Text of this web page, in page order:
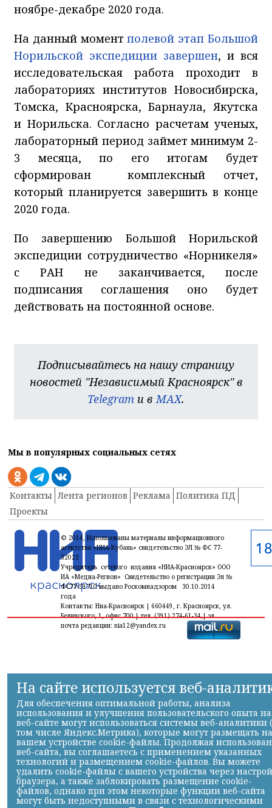
ноябре-декабре 2020 года.
На данный момент полевой этап Большой
Норильской экспедиции завершен, и вся
исследовательская работа проходит в
лабораториях институтов Новосибирска,
Томска, Красноярска, Барнаула, Якутска
и Норильска. Согласно расчетам ученых,
лабораторный период займет минимум 2-
3 месяца, по его итогам будет
сформирован комплексный отчет,
который планируется завершить в конце
2020 года.
По завершению Большой Норильской
экспедиции сотрудничество «Норникеля»
с РАН не заканчивается, после
подписания соглашения оно будет
действовать на постоянной основе.
Подписывайтесь на нашу страницу
новостей "Независимый Красноярск" в
Telegram и в MAX.
Мы в популярных социальных сетях
Контакты Лента регионов Реклама Политика ПД
Проекты
© 2014, Использованы материалы информационного
агентства «НИА-Кубань» свидетельство ЭЛ № ФС 77-
52023
Учредитель сетевого издания «НИА-Красноярск» ООО
ИА «Медиа-Регион» Свидетельство о регистрации Эл №
ФС77-59710 выдано Роскомнадзором 30.10.2014
года
Контакты: Ниа-Красноярск | 660449, г. Красноярск, ул.
Белинского, 1, офис 700 | тел. (391) 274-61-34,| эл.
почта редакции: nia12@yandex.ru
На сайте используется веб-
Для обеспечения оптимальной работы, анализа
использования и улучшения пользовательского опыта на
веб-сайте могут использоваться системы веб-аналитики
том числе Яндекс.Метрика), которые могут размещать на
вашем устройстве cookie-файлы. Продолжая
веб-сайта, вы соглашаетесь с применением указанных
технологий и размещением cookie-файлов. Вы можете
удалить cookie-файлы с вашего устройства через
браузера, а также заблокировать размещение cookie-
файлов, однако при этом некоторые функции веб-сайта
могут быть недоступными в связи с технологическими